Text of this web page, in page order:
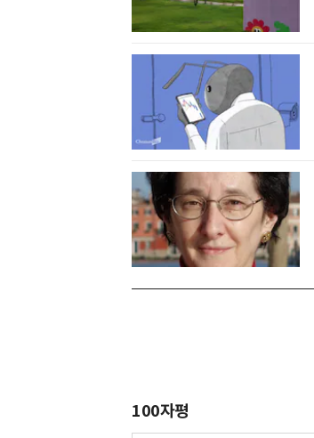
100자평